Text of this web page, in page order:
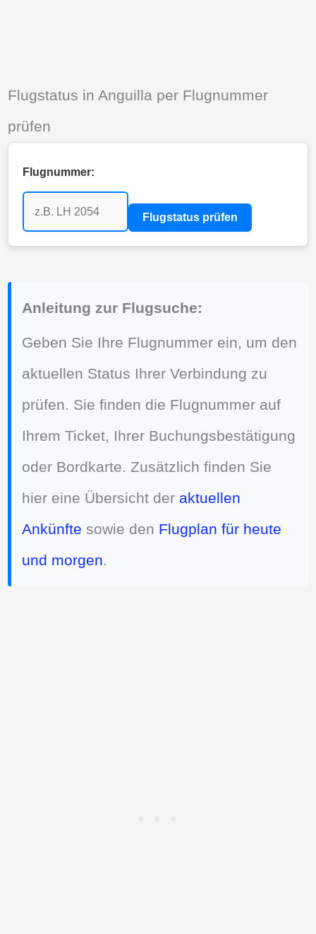
Flugstatus in Anguilla per Flugnummer
prüfen
Flugnummer:
Flugstatus prüfen
Anleitung zur Flugsuche:
Geben Sie Ihre Flugnummer ein, um den
aktuellen Status Ihrer Verbindung zu
prüfen. Sie finden die Flugnummer auf
Ihrem Ticket, Ihrer Buchungsbestätigung
oder Bordkarte. Zusätzlich finden Sie
hier eine Übersicht der aktuellen
Ankünfte sowie den Flugplan für heute
und morgen.